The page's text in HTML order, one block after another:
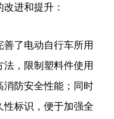
进和提升：
了电动自行车所用
，限制塑料件使用
消防安全性能；同时
标识，便于加强全